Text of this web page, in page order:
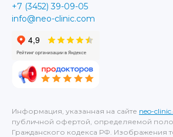
Информация, указанная на сайте neo-
публичной офертой, определяемой
Гражданского кодекса РФ. Изображения
+7 (3452) 39-09-05
info@neo-clinic.com